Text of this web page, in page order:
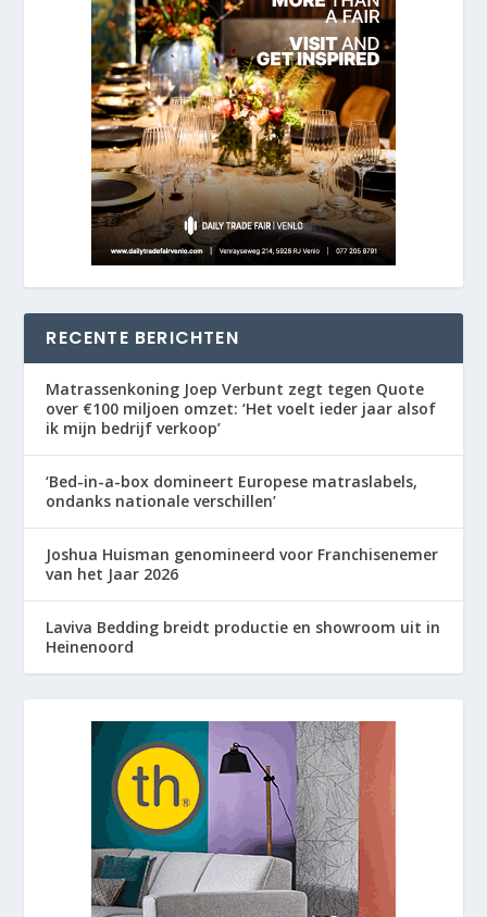
RECENTE BERICHTEN
Matrassenkoning Joep Verbunt zegt tegen Quote
over €100 miljoen omzet: ‘Het voelt ieder jaar alsof
ik mijn bedrijf verkoop’
‘Bed-in-a-box domineert Europese matraslabels,
ondanks nationale verschillen’
Joshua Huisman genomineerd voor Franchisenemer
van het Jaar 2026
Laviva Bedding breidt productie en showroom uit in
Heinenoord